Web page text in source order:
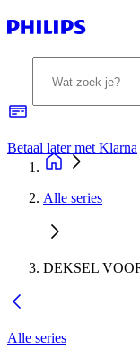
Betaal later met Klarna
Alle series
DEKSEL
Alle series